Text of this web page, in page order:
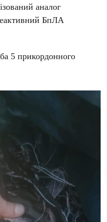
аналог
БпЛА
5 прикордонного